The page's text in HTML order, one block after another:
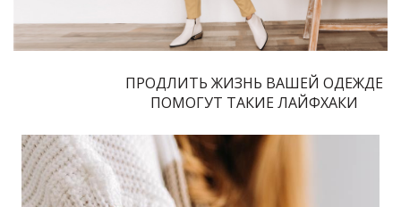
ПРОДЛИТЬ ЖИЗНЬ ВАШЕЙ ОДЕЖДЕ
ПОМОГУТ ТАКИЕ ЛАЙФХАКИ